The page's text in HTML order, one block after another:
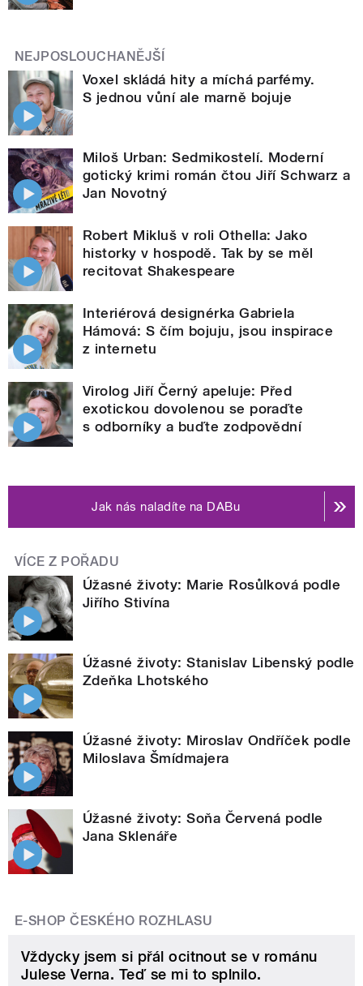
NEJPOSLOUCHANĚJŠÍ
Voxel skládá hity a míchá parfémy.
S jednou vůní ale marně bojuje
Miloš Urban: Sedmikostelí. Moderní
gotický krimi román čtou Jiří Schwarz a
Jan Novotný
Robert Mikluš v roli Othella: Jako
historky v hospodě. Tak by se měl
recitovat Shakespeare
Interiérová designérka Gabriela
Hámová: S čím bojuju, jsou inspirace
z internetu
Virolog Jiří Černý apeluje: Před
exotickou dovolenou se poraďte
s odborníky a buďte zodpovědní
Jak nás naladíte na DABu
VÍCE Z POŘADU
Úžasné životy: Marie Rosůlková podle
Jiřího Stivína
Úžasné životy: Stanislav Libenský podle
Zdeňka Lhotského
Úžasné životy: Miroslav Ondříček podle
Miloslava Šmídmajera
Úžasné životy: Soňa Červená podle
Jana Sklenáře
E-SHOP ČESKÉHO ROZHLASU
Vždycky jsem si přál ocitnout se v románu
Julese Verna. Teď se mi to splnilo.